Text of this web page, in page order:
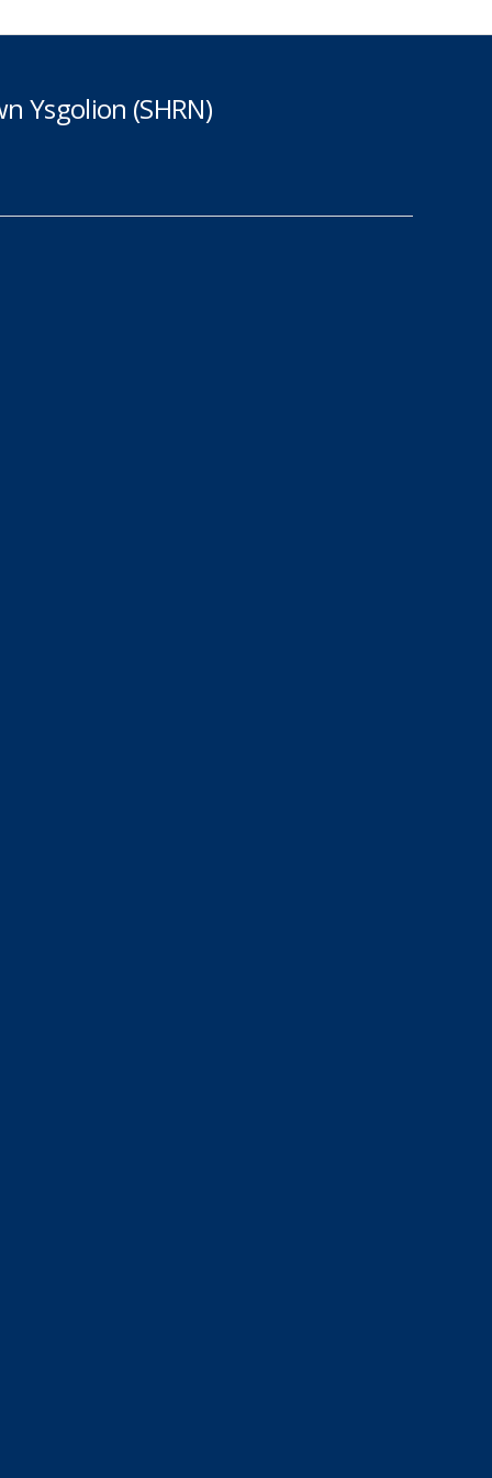
Ysgolion (SHRN)